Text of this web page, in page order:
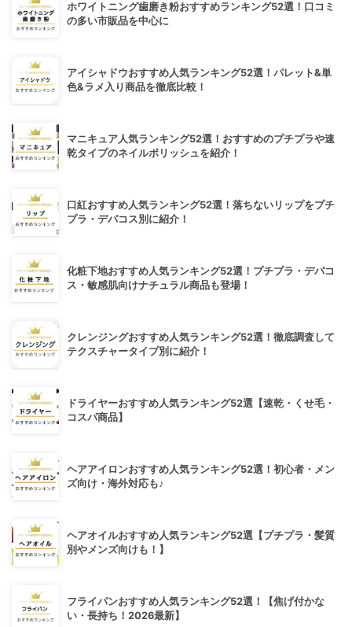
ホワイトニング歯磨き粉おすすめランキング52選！口コミ
の多い市販品を中心に
アイシャドウおすすめ人気ランキング52選！パレット&単
色&ラメ入り商品を徹底比較！
マニキュア人気ランキング52選！おすすめのプチプラや速
乾タイプのネイルポリッシュを紹介！
口紅おすすめ人気ランキング52選！落ちないリップをプチ
プラ・デパコス別に紹介！
化粧下地おすすめ人気ランキング52選！プチプラ・デパコ
ス・敏感肌向けナチュラル商品も登場！
クレンジングおすすめ人気ランキング52選！徹底調査して
テクスチャータイプ別に紹介！
ドライヤーおすすめ人気ランキング52選【速乾・くせ毛・
コスパ商品】
ヘアアイロンおすすめ人気ランキング52選！初心者・メン
ズ向け・海外対応も♪
ヘアオイルおすすめ人気ランキング52選【プチプラ・髪質
別やメンズ向けも！】
フライパンおすすめ人気ランキング52選！【焦げ付かな
い・長持ち！2026最新】